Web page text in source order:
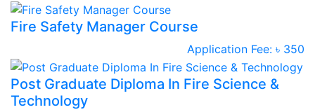
Fire Safety Manager Course
Application Fee: ৳ 350
Post Graduate Diploma In Fire Science &
Technology